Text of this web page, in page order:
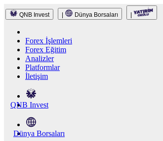
QNB Invest Dünya Borsaları
Forex İşlemleri
Forex Eğitim
Analizler
Platformlar
İletişim
QNB Invest
Dünya Borsaları